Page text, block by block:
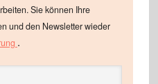
Sie können Ihre
und den Newsletter wieder
.